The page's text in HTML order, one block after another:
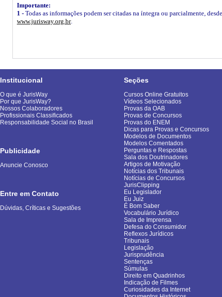
Importante:
1 - Todas as informações podem ser citadas na íntegra ou parcialmente,
www.jurisway.org.br.
Institucional
O que é JurisWay
Por que JurisWay?
Nossos Colaboradores
Profissionais Classificados
Responsabilidade Social no Brasil
Publicidade
Anuncie Conosco
Entre em Contato
Dúvidas, Críticas e Sugestões
Seções
Cursos Online Gratuitos
Vídeos Selecionados
Provas da OAB
Provas de Concursos
Provas do ENEM
Dicas para Provas e Concursos
Modelos de Documentos
Modelos Comentados
Perguntas e Respostas
Sala dos Doutrinadores
Artigos de Motivação
Notícias dos Tribunais
Notícias de Concursos
JurisClipping
Eu Legislador
Eu Juiz
É Bom Saber
Vocabulário Jurídico
Sala de Imprensa
Defesa do Consumidor
Reflexos Jurídicos
Tribunais
Legislação
Jurisprudência
Sentenças
Súmulas
Direito em Quadrinhos
Indicação de Filmes
Curiosidades da Internet